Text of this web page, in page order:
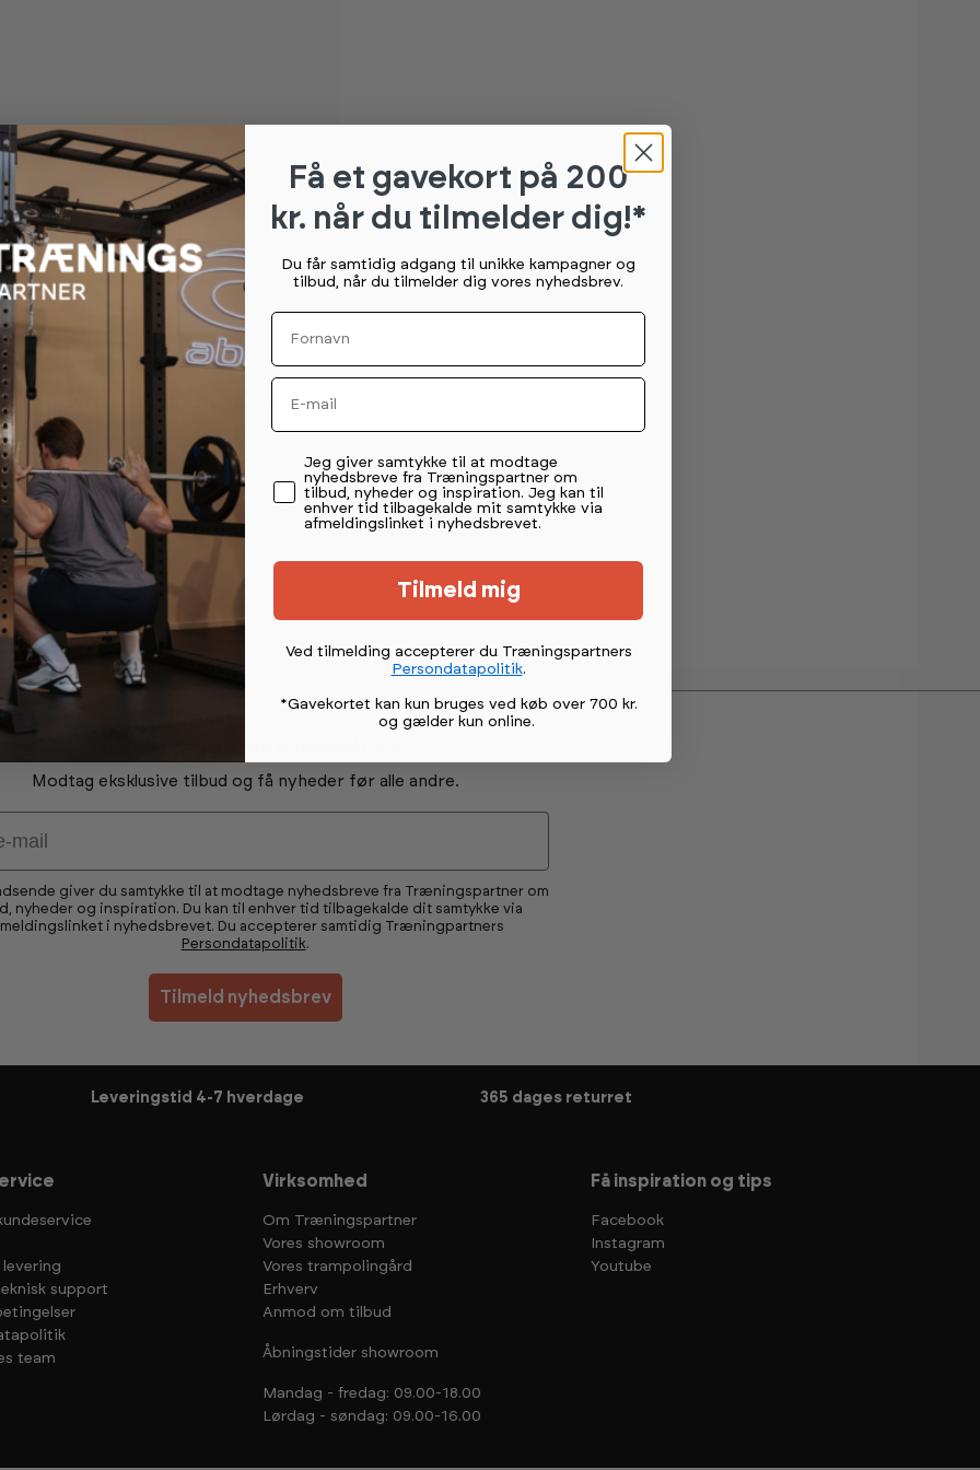
på loftbeslag og ophængskroge på
Modtag eksklusive tilbud og få nyheder før alle andre.
giver du samtykke til at modtage nyhedsbreve fra Træningspartner om
nyheder og inspiration. Du kan til enhver tid tilbagekalde dit samtykke via
i nyhedsbrevet. Du accepterer samtidig Træningpartners
Persondatapolitik.
Tilmeld nyhedsbrev
Leveringstid 4-7 hverdage 365 dages returret
support
team
Virksomhed
Om Træningspartner
Vores showroom
Vores trampolingård
Erhverv
Anmod om tilbud
Åbningstider showroom
Mandag - fredag: 09.00-18.00
Lørdag - søndag: 09.00-16.00
Få inspiration og tips
Facebook
Instagram
Youtube
Få et gavekort på 200
kr. når du tilmelder dig!*
Du får samtidig adgang til unikke kampagner og
tilbud, når du tilmelder dig vores nyhedsbrev.
Fornavn
Email
Permission tekst
Jeg giver samtykke til at modtage
nyhedsbreve fra Træningspartner om
tilbud, nyheder og inspiration. Jeg kan til
enhver tid tilbagekalde mit samtykke via
afmeldingslinket i nyhedsbrevet.
Tilmeld mig
Ved tilmelding accepterer du Træningspartners
Persondatapolitik.
*Gavekortet kan kun bruges ved køb over 700 kr.
og gælder kun online.